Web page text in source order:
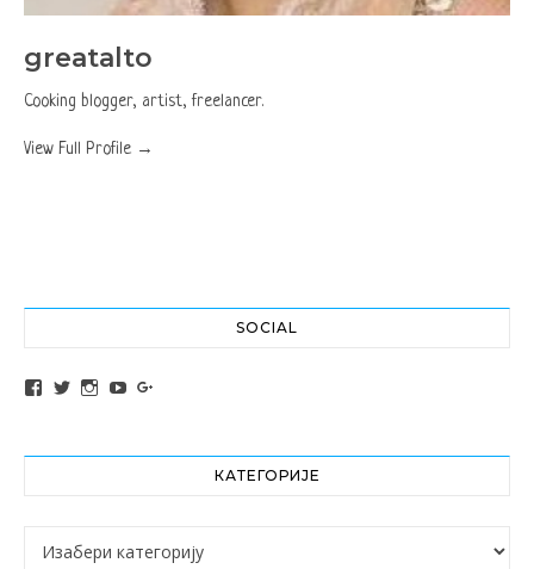
greatalto
Cooking blogger, artist, freelancer.
View Full Profile →
SOCIAL
View altochef’s profile on Facebook
View jovancica73’s profile on Twitter
View jovancica73’s profile on Instagram
View jovancica73’s profile on YouTube
КАТЕГОРИЈЕ
Категорије